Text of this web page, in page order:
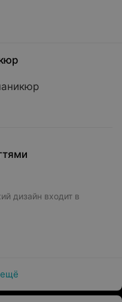
дизайн входит в
ещё